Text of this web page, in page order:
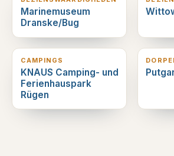
Marinemuseum
Dranske/Bug
10 km verderop
CAMPINGS
KNAUS Camping- und
Ferienhauspark
Rügen
13 km